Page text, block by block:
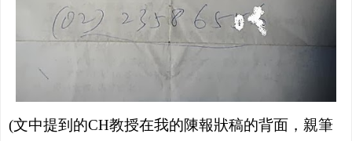
(文中提到的CH教授在我的陳報狀稿的背面，親筆